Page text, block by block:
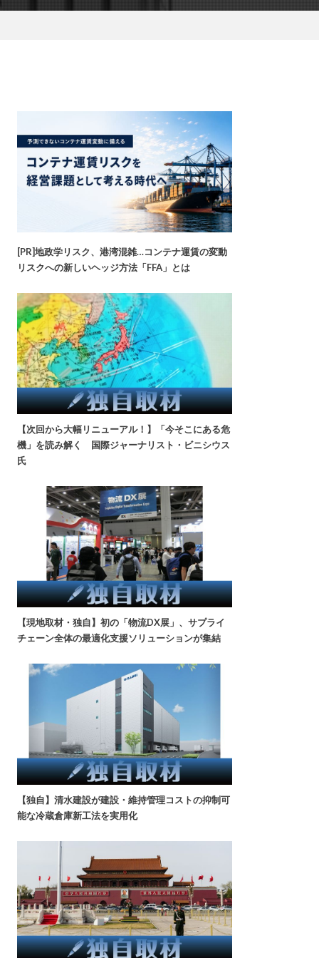
[PR]地政学リスク、港湾混雑…コンテナ運賃の変動
リスクへの新しいヘッジ方法「FFA」とは
【次回から大幅リニューアル！】「今そこにある危
機」を読み解く 国際ジャーナリスト・ビニシウス
氏
【現地取材・独自】初の「物流DX展」、サプライ
チェーン全体の最適化支援ソリューションが集結
【独自】清水建設が建設・維持管理コストの抑制可
能な冷蔵倉庫新工法を実用化